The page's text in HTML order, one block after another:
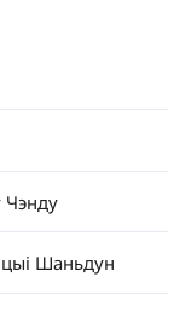
Чэнду
Шаньдун